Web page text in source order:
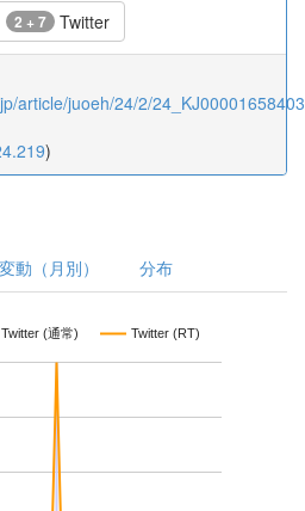
2 + 7 Twitter
article/juoeh/24/2/
)
変動（月別） 分布
Twitter (通常) Twitter (RT)